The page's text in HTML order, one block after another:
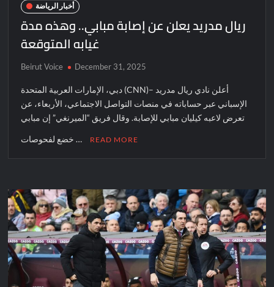
أخبار الرياضة
ريال مدريد يعلن عن إصابة مبابي.. وهذه مدة
غيابه المتوقعة
Beirut Voice December 31, 2025
دبي، الإمارات العربية المتحدة (CNN)– أعلن نادي ريال مدريد
الإسباني عبر حساباته في منصات التواصل الاجتماعي، الأربعاء، عن
تعرض لاعبه كيليان مبابي للإصابة. وقال فريق “الميرنغي” إن مبابي
خضع لفحوصات … READ MORE